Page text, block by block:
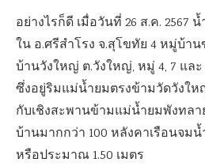
อย่างไรก็ดี เมื่อวันที่ 26 ส.ค. 2567
ใน อ.ศรีสำโรง จ.สุโขทัย 4 หมู่บ้า
บ้านวังใหญ่ ต.วังใหญ่, หมู่ 4, 7 แล
ซึ่งอยู่ริมแม่น้ำยมตรงข้ามวัดวังใ
กับเชิงสะพานข้ามแม่น้ำยมพังทลา
บ้านมากกว่า 100 หลังคาเรือนจม
หรือประมาณ 1.50 เมตร